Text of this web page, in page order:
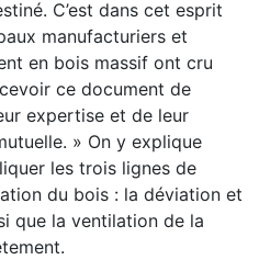
C’est dans cet esprit
manufacturiers et
en bois massif ont cru
ce document de
expertise et de leur
» On y explique
les trois lignes de
du bois : la déviation et
que la ventilation de la